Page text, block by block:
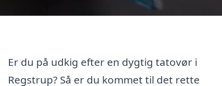
Er du på udkig efter en dygtig tatovør i
Regstrup? Så er du kommet til det rette